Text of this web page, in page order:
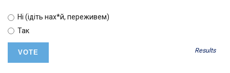
Ні (ідіть нах*й, переживем)
Так
Results